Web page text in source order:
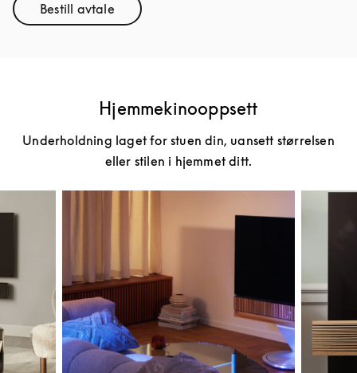
Bestill avtaleLink Opens in New Tab
Hjemmekinooppsett
Underholdning laget for stuen din, uansett størrelsen
eller stilen i hjemmet ditt.